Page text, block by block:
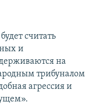
считать
и
на
трибуналом
агрессия и